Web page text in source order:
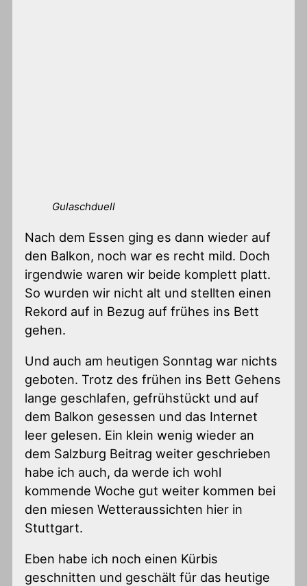
Gulaschduell
Nach dem Essen ging es dann wieder auf
den Balkon, noch war es recht mild. Doch
irgendwie waren wir beide komplett platt.
So wurden wir nicht alt und stellten einen
Rekord auf in Bezug auf frühes ins Bett
gehen.
Und auch am heutigen Sonntag war nichts
geboten. Trotz des frühen ins Bett Gehens
lange geschlafen, gefrühstückt und auf
dem Balkon gesessen und das Internet
leer gelesen. Ein klein wenig wieder an
dem Salzburg Beitrag weiter geschrieben
habe ich auch, da werde ich wohl
kommende Woche gut weiter kommen bei
den miesen Wetteraussichten hier in
Stuttgart.
Eben habe ich noch einen Kürbis
geschnitten und geschält für das heutige